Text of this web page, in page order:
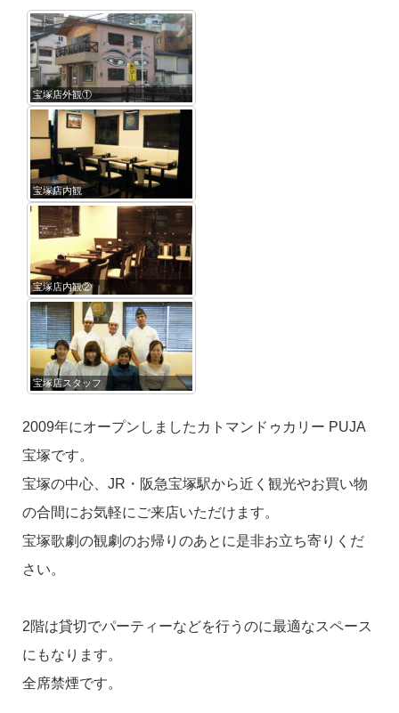
宝塚店外観①
宝塚店内観
宝塚店内観②
宝塚店スタッフ
2009年にオープンしましたカトマンドゥカリー PUJA
宝塚です。
宝塚の中心、JR・阪急宝塚駅から近く観光やお買い物
の合間にお気軽にご来店いただけます。
宝塚歌劇の観劇のお帰りのあとに是非お立ち寄りくだ
さい。
2階は貸切でパーティーなどを行うのに最適なスペース
にもなります。
全席禁煙です。